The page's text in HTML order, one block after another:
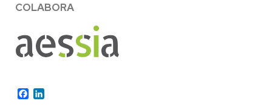
COLABORA
Facebook